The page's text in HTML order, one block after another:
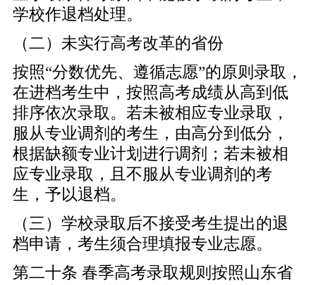
学校作退档处理。
（二）未实行高考改革的省份
按照“分数优先、遵循志愿”的原则录取，
在进档考生中，按照高考成绩从高到低
排序依次录取。若未被相应专业录取，
服从专业调剂的考生，由高分到低分，
根据缺额专业计划进行调剂；若未被相
应专业录取，且不服从专业调剂的考
生，予以退档。
（三）学校录取后不接受考生提出的退
档申请，考生须合理填报专业志愿。
第二十条 春季高考录取规则按照山东省